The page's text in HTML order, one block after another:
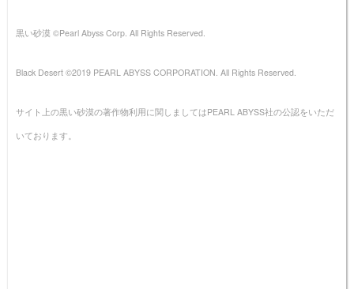
黒い砂漠 ©Pearl Abyss Corp. All Rights Reserved.
Black Desert ©2019 PEARL ABYSS CORPORATION. All Rights Reserved.
サイト上の黒い砂漠の著作物利用に関しましてはPEARL ABYSS社の公認をいただ
いております。